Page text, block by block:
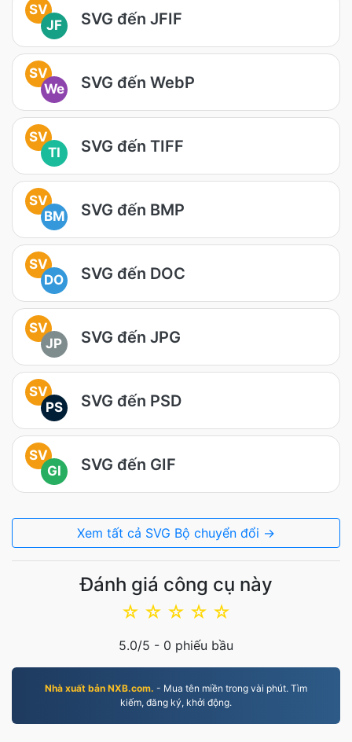
SV
JF
SVG đến JFIF
SV
We
SVG đến WebP
SV
TI
SVG đến TIFF
SV
BM
SVG đến BMP
SV
DO
SVG đến DOC
SV
JP
SVG đến JPG
SV
PS
SVG đến PSD
SV
GI
SVG đến GIF
Xem tất cả SVG Bộ chuyển đổi →
Đánh giá công cụ này
☆
☆
☆
☆
☆
5.0/5 - 0 phiếu bầu
Nhà xuất bản NXB.com. - Mua tên miền trong vài phút. Tìm
kiếm, đăng ký, khởi động.